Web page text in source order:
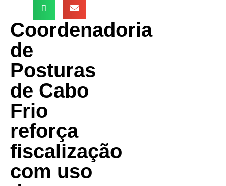
Coordenadoria
de
Posturas
de Cabo
Frio
reforça
fiscalização
com uso